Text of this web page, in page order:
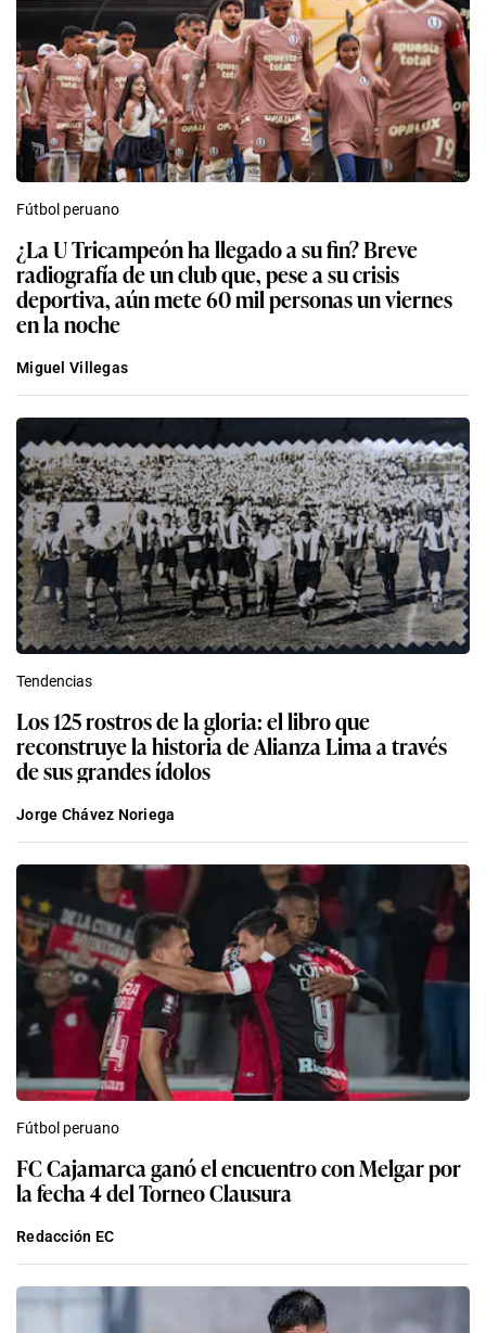
Fútbol peruano
¿La U Tricampeón ha llegado a su fin? Breve
radiografía de un club que, pese a su crisis
deportiva, aún mete 60 mil personas un viernes
en la noche
Miguel Villegas
Tendencias
Los 125 rostros de la gloria: el libro que
reconstruye la historia de Alianza Lima a través
de sus grandes ídolos
Jorge Chávez Noriega
Fútbol peruano
FC Cajamarca ganó el encuentro con Melgar por
la fecha 4 del Torneo Clausura
Redacción EC